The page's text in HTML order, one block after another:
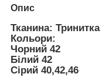
Опис
Тканина: Тринитка
Кольори:
Чорний 42
Білий 42
Сірий 40,42,46